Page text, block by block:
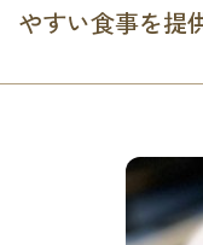
やすい食事を提